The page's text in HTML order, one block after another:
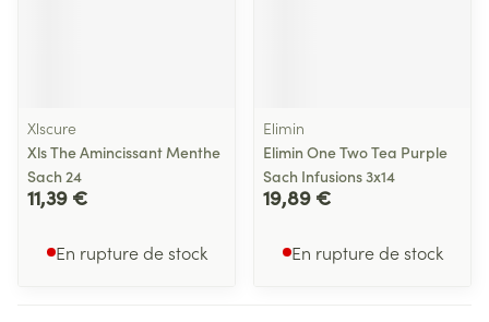
Xlscure
Xls The Amincissant Menthe
Sach 24
11,39 €
En rupture de stock
Elimin
Elimin One Two Tea Purple
Sach Infusions 3x14
19,89 €
En rupture de stock